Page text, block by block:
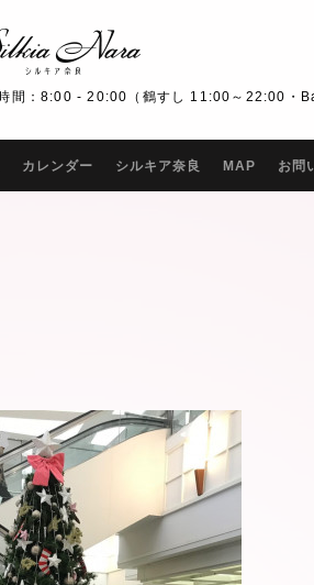
間：8:00 - 20:00（鶴すし 11:00～22:00
カレンダー シルキア奈良 MAP お問